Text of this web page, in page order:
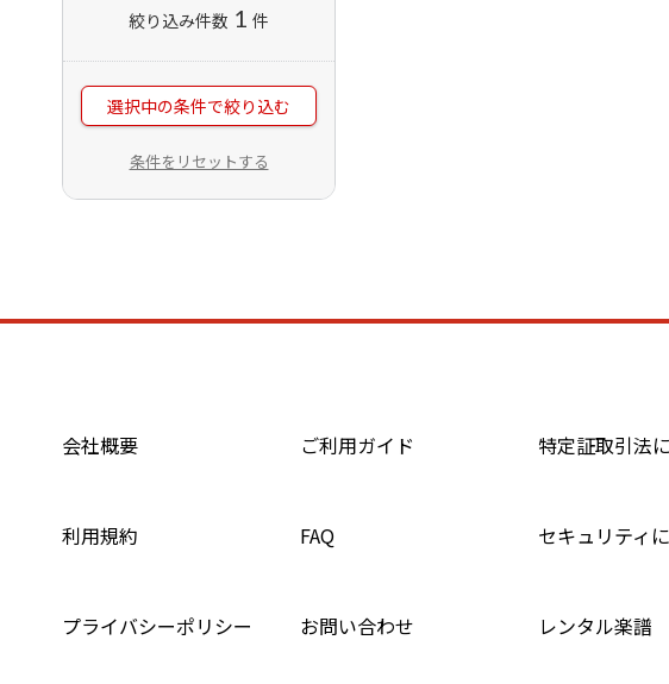
絞り込み件数 1 件
選択中の条件で絞り込む
条件をリセットする
会社概要 ご利用ガイド 特定証取引法
利用規約 FAQ セキュリティ
プライバシーポリシー お問い合わせ レンタル楽譜